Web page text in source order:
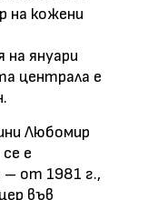
на кожени
на януари
централа е
Любомир
е
– от 1981 г.,
във